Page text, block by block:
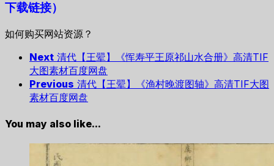
下载链接）
如何购买网站资源？
Next 清代【王翚】《恽寿平王原祁山水合册》高清TIF
大图素材百度网盘
Previous 清代【王翚】《渔村晚渡图轴》高清TIF大图
素材百度网盘
You may also like...